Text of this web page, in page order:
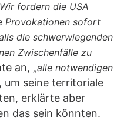
Wir fordern die USA
Provokationen sofort
die schwerwiegenden
Zwischenfälle zu
an, „alle notwendigen
um seine territoriale
erklärte aber
das sein könnten.